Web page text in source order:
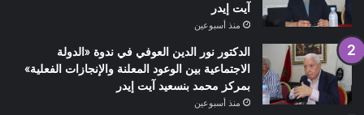
آيت إيدر
منذ أسبوعين
الدكتور نور الدين العوفي في ندوة «الدولة
الاجتماعية بين الوعود المعلنة والإنجازات الفعلية»
بمركز محمد بنسعيد آيت إيدر
منذ أسبوعين